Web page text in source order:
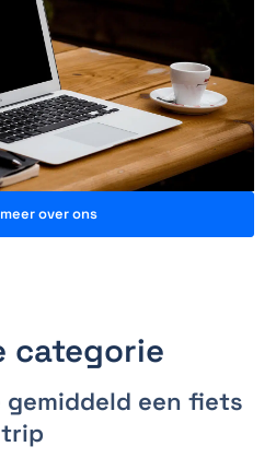
over ons
categorie
gemiddeld een fiets